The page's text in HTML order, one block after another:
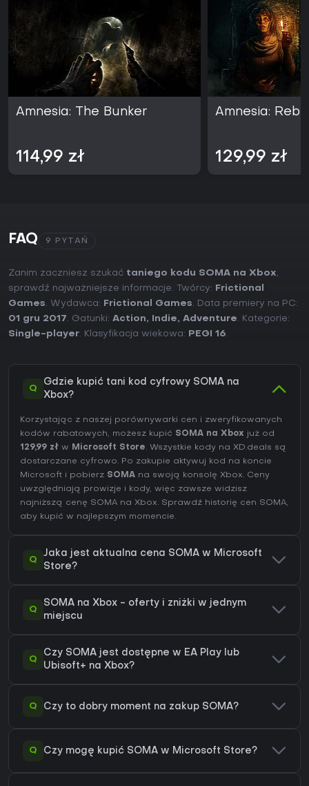
Amnesia: The Bunker
114,99 zł
Amnesia:
129,99 zł
FAQ 9 PYTAŃ
Zanim zaczniesz szukać taniego kodu SOMA na Xbox,
sprawdź najważniejsze informacje. Twórcy:
Frictional
Games. Wydawca: Frictional Games. Data premiery na PC:
01 gru 2017. Gatunki: Action, Indie, Adventure. Kategorie:
Single-player. Klasyfikacja wiekowa: PEGI 16.
Q
Gdzie kupić tani kod cyfrowy SOMA na
Xbox?
Korzystając z naszej porównywarki cen i zweryfikowanych
kodów rabatowych, możesz kupić SOMA na Xbox już od
129,99 zł w Microsoft Store. Wszystkie kody na XD.deals są
dostarczane cyfrowo. Po zakupie aktywuj kod na koncie
Microsoft i pobierz SOMA na swoją konsolę Xbox. Ceny
uwzględniają prowizje i kody, więc zawsze widzisz
najniższą cenę SOMA na Xbox. Sprawdź historię cen SOMA,
aby kupić w najlepszym momencie.
Q
Jaka jest aktualna cena SOMA w Microsoft
Store?
Q
SOMA na Xbox - oferty i zniżki w jednym
miejscu
Q
Czy SOMA jest dostępne w EA Play lub
Ubisoft+ na Xbox?
Q Czy to dobry moment na zakup SOMA?
Q Czy mogę kupić SOMA w Microsoft Store?